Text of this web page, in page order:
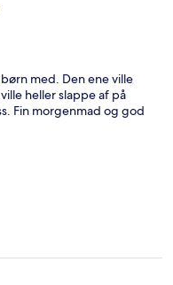
med. Den ene ville
heller slappe af på
Fin morgenmad og god